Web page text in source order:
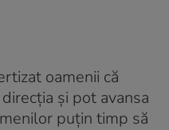
oamenii că
şi pot avansa
puţin timp să